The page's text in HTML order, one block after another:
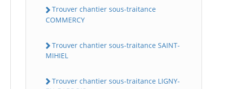
Trouver chantier sous-traitance
COMMERCY
Trouver chantier sous-traitance SAINT-
MIHIEL
Trouver chantier sous-traitance LIGNY-